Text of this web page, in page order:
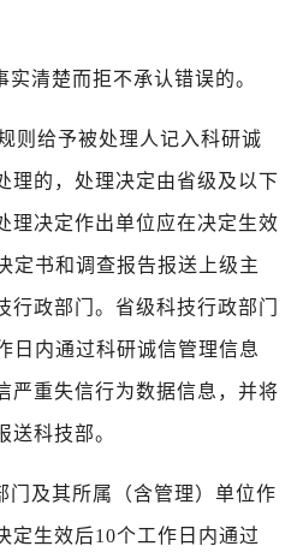
实清楚而拒不承认错误的。
则给予被处理人记入科研诚
理的，处理决定由省级及以下
理决定作出单位应在决定生效
定书和调查报告报送上级主
行政部门。省级科技行政部门
日内通过科研诚信管理信息
严重失信行为数据信息，并将
送科技部。
门及其所属（含管理）单位作
定生效后10个工作日内通过